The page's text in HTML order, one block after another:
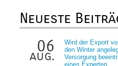
Neueste
06
aug.
Wird der Export
den Winter
Versorgung
eines Experten